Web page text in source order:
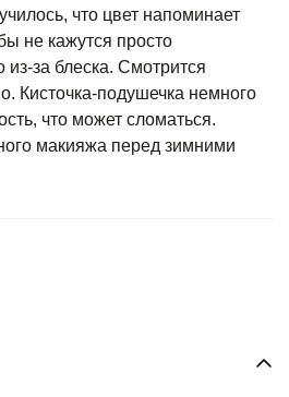
что цвет напоминает
не кажутся просто
за блеска. Смотрится
Кисточка-подушечка немного
что может сломаться.
макияжа перед зимними